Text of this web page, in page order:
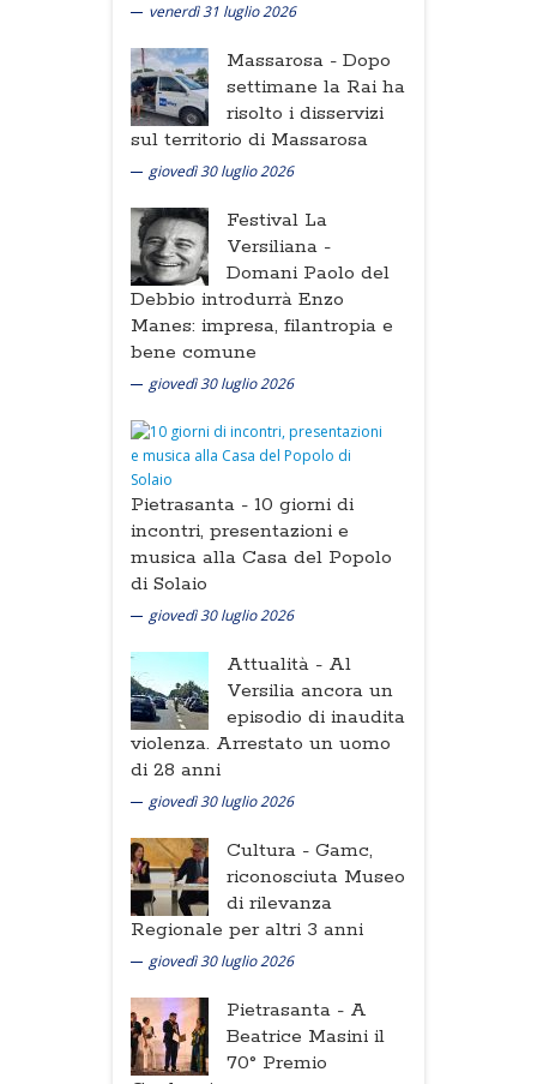
venerdì 31 luglio 2026
Massarosa - Dopo
settimane la Rai ha
risolto i disservizi
sul territorio di Massarosa
giovedì 30 luglio 2026
Festival La
Versiliana -
Domani Paolo del
Debbio introdurrà Enzo
Manes: impresa, filantropia e
bene comune
giovedì 30 luglio 2026
Pietrasanta - 10 giorni di
incontri, presentazioni e
musica alla Casa del Popolo
di Solaio
giovedì 30 luglio 2026
Attualità - Al
Versilia ancora un
episodio di inaudita
violenza. Arrestato un uomo
di 28 anni
giovedì 30 luglio 2026
Cultura - Gamc,
riconosciuta Museo
di rilevanza
Regionale per altri 3 anni
giovedì 30 luglio 2026
Pietrasanta - A
Beatrice Masini il
70° Premio